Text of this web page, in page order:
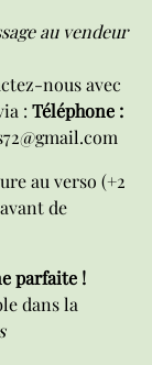
au vendeur
nous avec
: Téléphone :
au verso (+2
de
parfaite !
dans la